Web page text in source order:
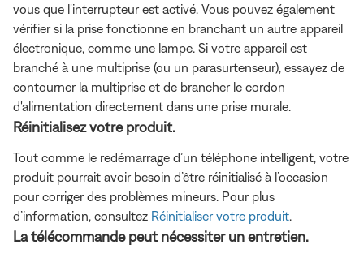
vous que l'interrupteur est activé. Vous pouvez également
vérifier si la prise fonctionne en branchant un autre appareil
électronique, comme une lampe. Si votre appareil est
branché à une multiprise (ou un parasurtenseur), essayez de
contourner la multiprise et de brancher le cordon
d'alimentation directement dans une prise murale.
Réinitialisez votre produit.
Tout comme le redémarrage d’un téléphone intelligent, votre
produit pourrait avoir besoin d’être réinitialisé à l’occasion
pour corriger des problèmes mineurs. Pour plus
d’information, consultez Réinitialiser votre produit.
La télécommande peut nécessiter un entretien.